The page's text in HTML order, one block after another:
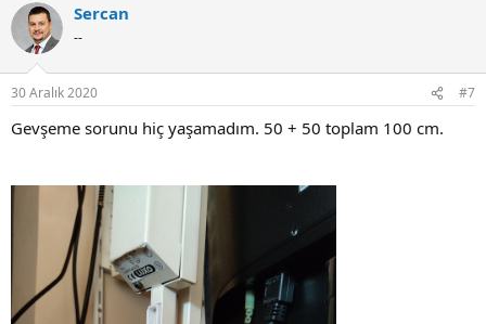
Sercan
--
30 Aralık 2020 #7
Gevşeme sorunu hiç yaşamadım. 50 + 50 toplam 100 cm.